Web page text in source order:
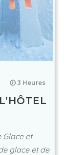
🕖 3 Heures
Glace et
glace et de